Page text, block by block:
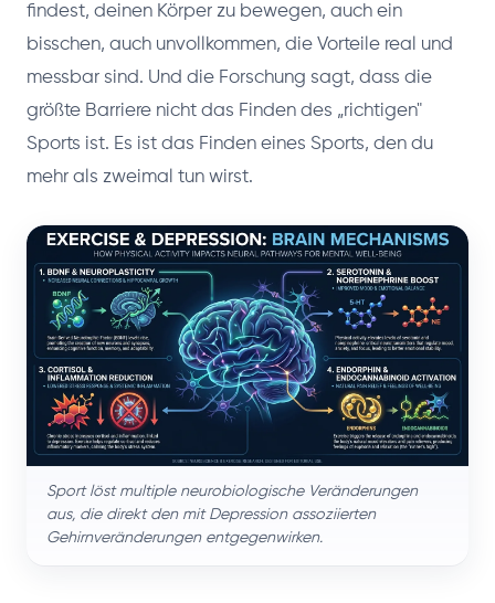
findest, deinen Körper zu bewegen, auch ein
bisschen, auch unvollkommen, die Vorteile real und
messbar sind. Und die Forschung sagt, dass die
größte Barriere nicht das Finden des „richtigen"
Sports ist. Es ist das Finden eines Sports, den du
mehr als zweimal tun wirst.
Sport löst multiple neurobiologische Veränderungen
aus, die direkt den mit Depression assoziierten
Gehirnveränderungen entgegenwirken.